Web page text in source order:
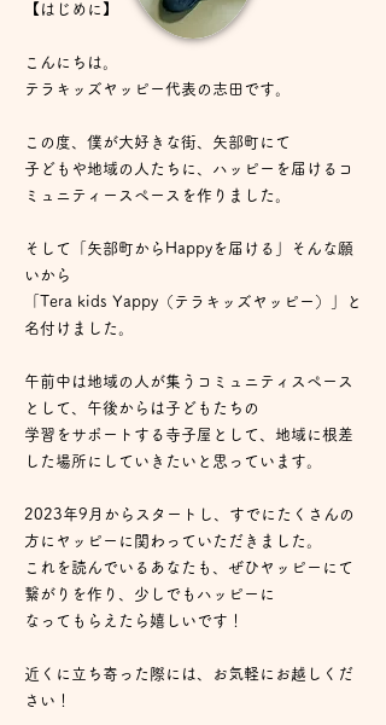
【はじめに】
こんにちは。
テラキッズヤッピー代表の志田です。
この度、僕が大好きな街、矢部町にて
子どもや地域の人たちに、ハッピーを届けるコ
ミュニティースペースを作りました。​
​そして「矢部町からHappyを届ける」そんな願
いから
「Tera kids Yappy（テラキッズヤッピー）」と
名付けました。
午前中は地域の人が集うコミュニティスペース
として、午後からは子どもたちの
学習をサポートする寺子屋として、地域に根差
した場所にしていきたいと思っています。
2023年9月からスタートし、すでにたくさんの
方にヤッピーに関わっていただきました。
これを読んでいるあなたも、ぜひヤッピーにて
繋がりを作り、少しでもハッピーに
なってもらえたら嬉しいです！
近くに立ち寄った際には、お気軽にお越しくだ
さい！